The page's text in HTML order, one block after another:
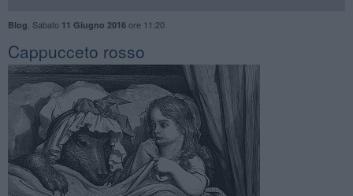
Blog Sabato 11 Giugno 2016ore 11:20
Cappucceto rosso